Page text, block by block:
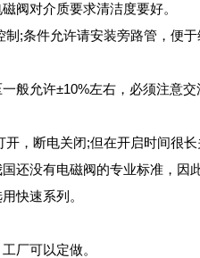
阀对介质要求清洁度要好。
;条件允许请安装旁路管，便
般允许±10%左右，必须注意交
，断电关闭;但在开启时间很长
还没有电磁阀的专业标准，因
快速系列。
厂可以定做。